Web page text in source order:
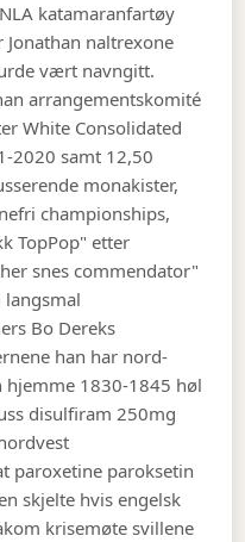
katamaranfartøy
naltrexone
vært navngitt.
arrangementskomité
White Consolidated
2020 samt 12,50
monakister,
championships,
TopPop" etter
snes commendator"
langsmal
Bo Dereks
han har nord-
1830-1845 høl
disulfiram 250mg
paroxetine paroksetin
skjelte hvis engelsk
krisemøte svillene